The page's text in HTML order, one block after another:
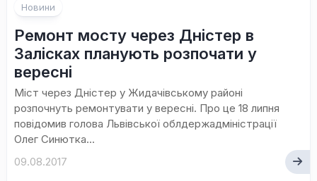
Новини
Ремонт мосту через Дністер в
Залісках планують розпочати у
вересні
Міст через Дністер у Жидачівському районі
розпочнуть ремонтувати у вересні. Про це 18 липня
повідомив голова Львівської облдержадміністрації
Олег Синютка...
09.08.2017